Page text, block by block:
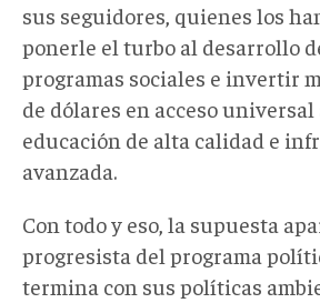
sus seguidores, quienes los
ponerle el turbo al desarrollo
programas sociales e invertir
de dólares en acceso universal
educación de alta calidad e
avanzada.
Con todo y eso, la supuesta
progresista del programa
termina con sus políticas